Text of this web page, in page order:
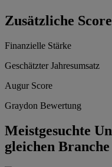
Zusätzliche
Finanzielle Stärke
Geschätzter Jahresumsatz
Augur Score
Graydon Bewertung
Meistgesuchte
gleichen Branche